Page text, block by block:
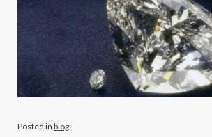
Posted in blog